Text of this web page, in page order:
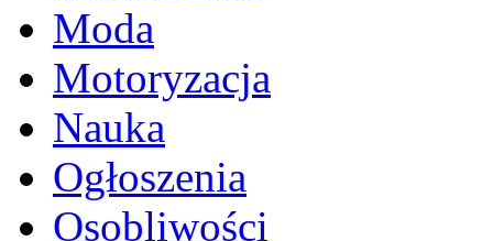
Moda
Motoryzacja
Nauka
Ogłoszenia
Osobliwości